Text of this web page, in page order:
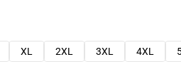
XL 2XL 3XL 4XL